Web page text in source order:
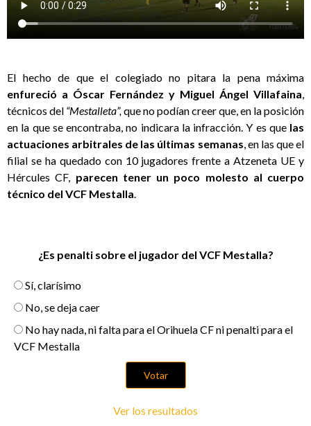
El hecho de que el colegiado no pitara la pena máxima
enfureció a Óscar Fernández y Miguel Ángel Villafaina,
técnicos del “Mestalleta”,que no podían creer que, en la posición
en la que se encontraba, no indicara la infracción. Y es que las
actuaciones arbitrales de las últimas semanas, en las que el
filial se ha quedado con 10 jugadores frente a Atzeneta UE y
Hércules CF, parecen tener un poco molesto al cuerpo
técnico del VCF Mestalla.
¿Es penalti sobre el jugador del VCF Mestalla?
Sí, clarísimo
No, se deja caer
No hay nada, ni falta para el Orihuela CF ni penalti para el
VCF Mestalla
Ver los resultados